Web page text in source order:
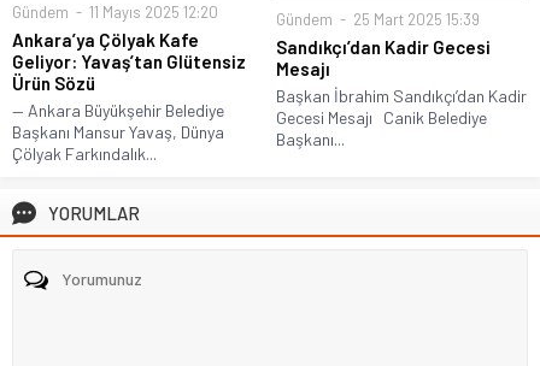
Gündem 11 Mayıs 2025 12:20
Ankara’ya Çölyak Kafe
Geliyor: Yavaş’tan Glütensiz
Ürün Sözü
— Ankara Büyükşehir Belediye
Başkanı Mansur Yavaş, Dünya
Çölyak Farkındalık...
Gündem 25 Mart 2025 15:39
Sandıkçı’dan Kadir Gecesi
Mesajı
Başkan İbrahim Sandıkçı’dan Kadir
Gecesi Mesajı Canik Belediye
Başkanı...
YORUMLAR